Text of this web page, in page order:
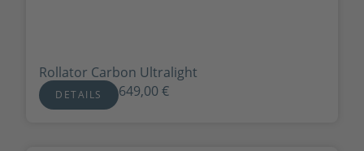
Rollator Carbon Ultralight
DETAILS 649,00€